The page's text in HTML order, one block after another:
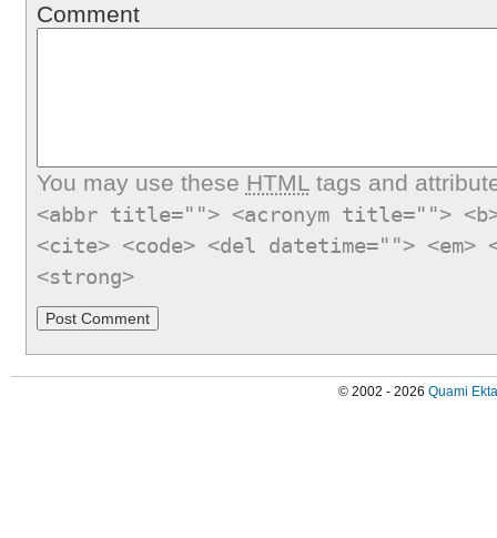
Comment
You may use these HTMLtags and
<abbr title=""> <acronym title="">
<cite> <code> <del datetime="">
<strong>
© 2002 - 2026 Quami